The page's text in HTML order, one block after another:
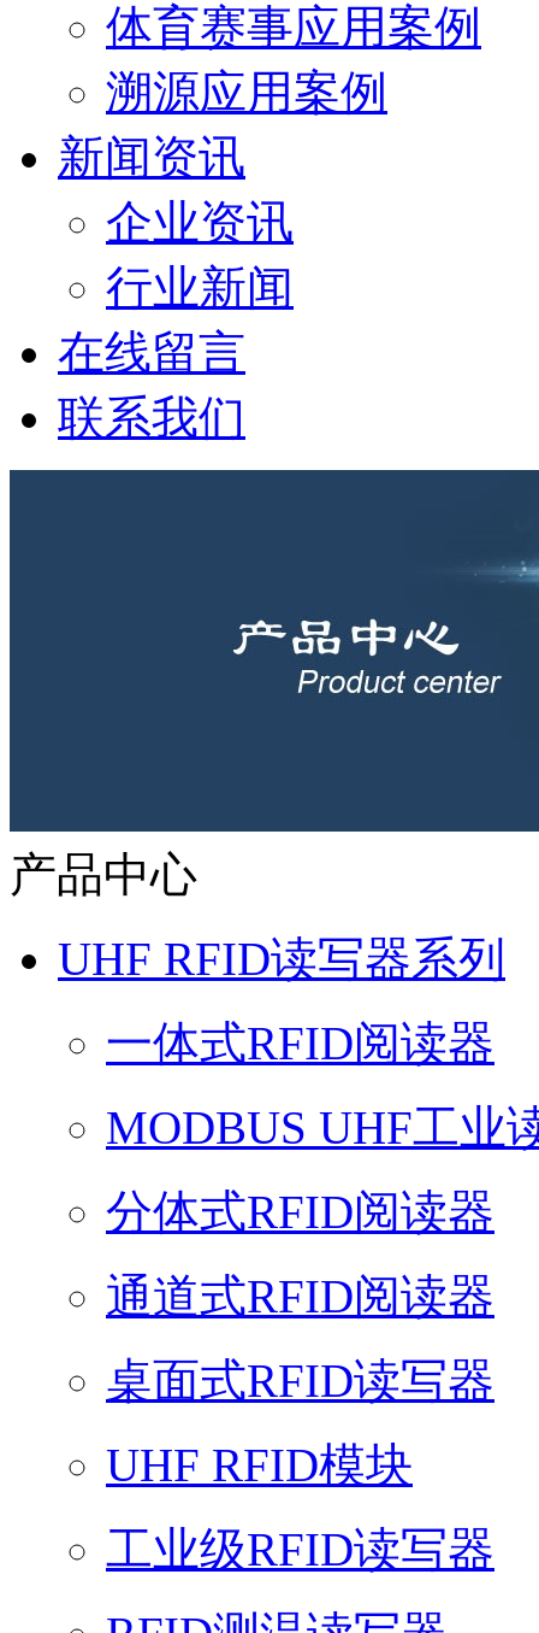
体育赛事应用案例
溯源应用案例
新闻资讯
企业资讯
行业新闻
在线留言
联系我们
产品中心
UHF RFID读写器系列
一体式RFID阅读器
MODBUS UHF工业
分体式RFID阅读器
通道式RFID阅读器
桌面式RFID读写器
UHF RFID模块
工业级RFID读写器